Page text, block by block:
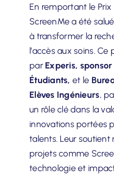
En remportant le
ScreenMe a été
à transformer la
l’accès aux soins.
par Experis,
Étudiants, et le
Elèves Ingénieurs,
un rôle clé dans la
innovations portées
talents. Leur
projets comme
technologie et